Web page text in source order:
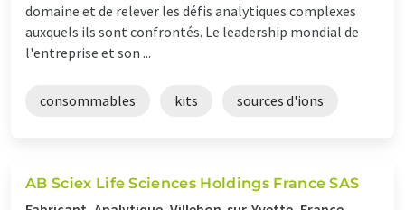
domaine et de relever les défis analytiques complexes
auxquels ils sont confrontés. Le leadership mondial de
l'entreprise et son ...
consommables kits sources d'ions
AB Sciex Life Sciences Holdings France SAS